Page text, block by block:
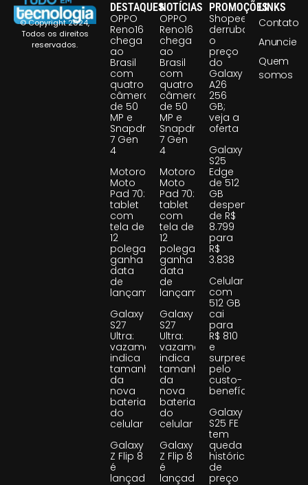
© Copyright 2024,
Todos os direitos
reservados.
DESTAQUES
OPPO
Reno16
chega
ao
Brasil
com
quatro
câmeras
de 50
MP e
Snapdragon
7 Gen
4
Motorola
Moto
Pad 70:
tablet
com
tela de
12
polegadas
ganha
data
de
lançamento
Galaxy
S27
Ultra:
vazamento
indica
tamanho
da
nova
bateria
do
celular
Galaxy
Z Flip 8
é
lançado
NOTÍCIAS
OPPO
Reno16
chega
ao
Brasil
com
quatro
câmeras
de 50
MP e
Snapdragon
7 Gen
4
Motorola
Moto
Pad 70:
tablet
com
tela de
12
polegadas
ganha
data
de
lançamento
Galaxy
S27
Ultra:
vazamento
indica
tamanho
da
nova
bateria
do
celular
Galaxy
Z Flip 8
é
lançado
PROMOÇÕES
Shopee
derruba
o
preço
do
Galaxy
A26
256
GB;
veja a
oferta
Galaxy
S25
Edge
de 512
GB
despenca
de R$
8.799
para
R$
3.838
Celular
com
512 GB
cai
para
R$ 810
e
surpreende
pelo
custo-
benefício
Galaxy
S25 FE
tem
queda
histórica
de
preço
LINKS
Contato
Anuncie
Quem
somos